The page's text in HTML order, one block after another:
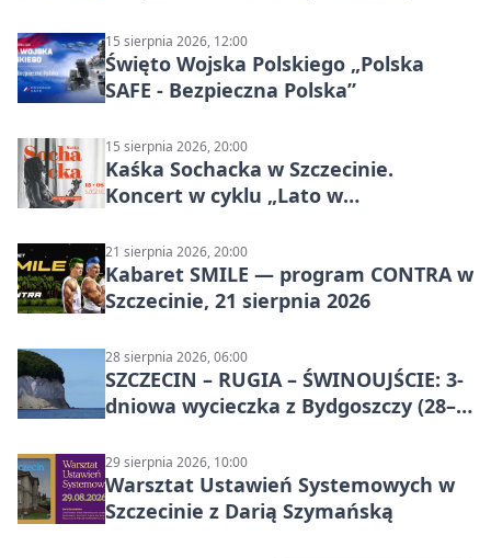
15 sierpnia 2026, 12:00
Święto Wojska Polskiego „Polska
SAFE - Bezpieczna Polska”
15 sierpnia 2026, 20:00
Kaśka Sochacka w Szczecinie.
Koncert w cyklu „Lato w
21 sierpnia 2026, 20:00
Kabaret SMILE — program CONTRA w
Szczecinie, 21 sierpnia 2026
28 sierpnia 2026, 06:00
SZCZECIN – RUGIA – ŚWINOUJŚCIE: 3-
dniowa wycieczka z Bydgoszczy (28–
29 sierpnia 2026, 10:00
Warsztat Ustawień Systemowych w
Szczecinie z Darią Szymańską